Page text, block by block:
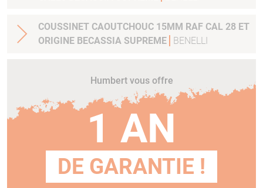
COUSSINET CAOUTCHOUC 15MM RAF CAL 28 ET
ORIGINE BECASSIA SUPREME
BENELLI
Humbert vous offre
1 AN
DE GARANTIE !